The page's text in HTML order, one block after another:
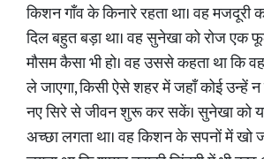
किशन गाँव के किनारे रहता था। वह मजदूरी
दिल बहुत बड़ा था। वह सुनेखा को रोज एक
मौसम कैसा भी हो। वह उससे कहता था कि
ले जाएगा, किसी ऐसे शहर में जहाँ कोई उन्हें न
नए सिरे से जीवन शुरू कर सकें। सुनेखा को
अच्छा लगता था। वह किशन के सपनों में खो